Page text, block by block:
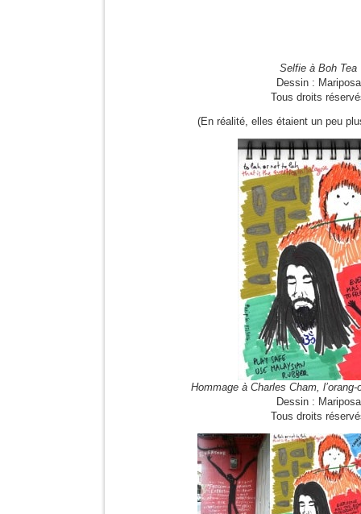
Selfie à Boh Tea
Dessin : Mariposa
Tous droits
(En réalité, elles étaient un peu
Hommage à Charles Cham,
Dessin : Mariposa
Tous droits